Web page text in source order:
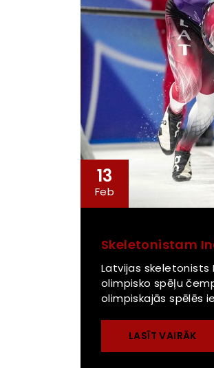
13
Feb
Skeletonistam
Latvijas skeletonists
olimpisko spēļu
olimpiskajās spēlēs
LASĪT VAIRĀK